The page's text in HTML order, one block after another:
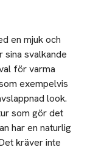
en mjuk och
svalkande
för varma
exempelvis
look.
som gör det
har en naturlig
kräver inte